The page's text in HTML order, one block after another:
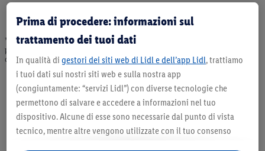
* Offerta valida fino ad esaurimento scorte. Tutti i prezzi senza decorazioni. I
prodotti qui reclamizzati, soprattutto quelli non-food, non fanno sempre parte
dell’assortimento. Ill. dimostrativa.
Prima di procedere: informazioni sul
trattamento dei tuoi dati
In qualità di gestori dei siti web di Lidl e dell’app Lidl, trattiamo
i tuoi dati sui nostri siti web e sulla nostra app
(congiuntamente: “servizi Lidl”) con diverse tecnologie che
permettono di salvare e accedere a informazioni nel tuo
dispositivo. Alcune di esse sono necessarie dal punto di vista
tecnico, mentre altre vengono utilizzate con il tuo consenso